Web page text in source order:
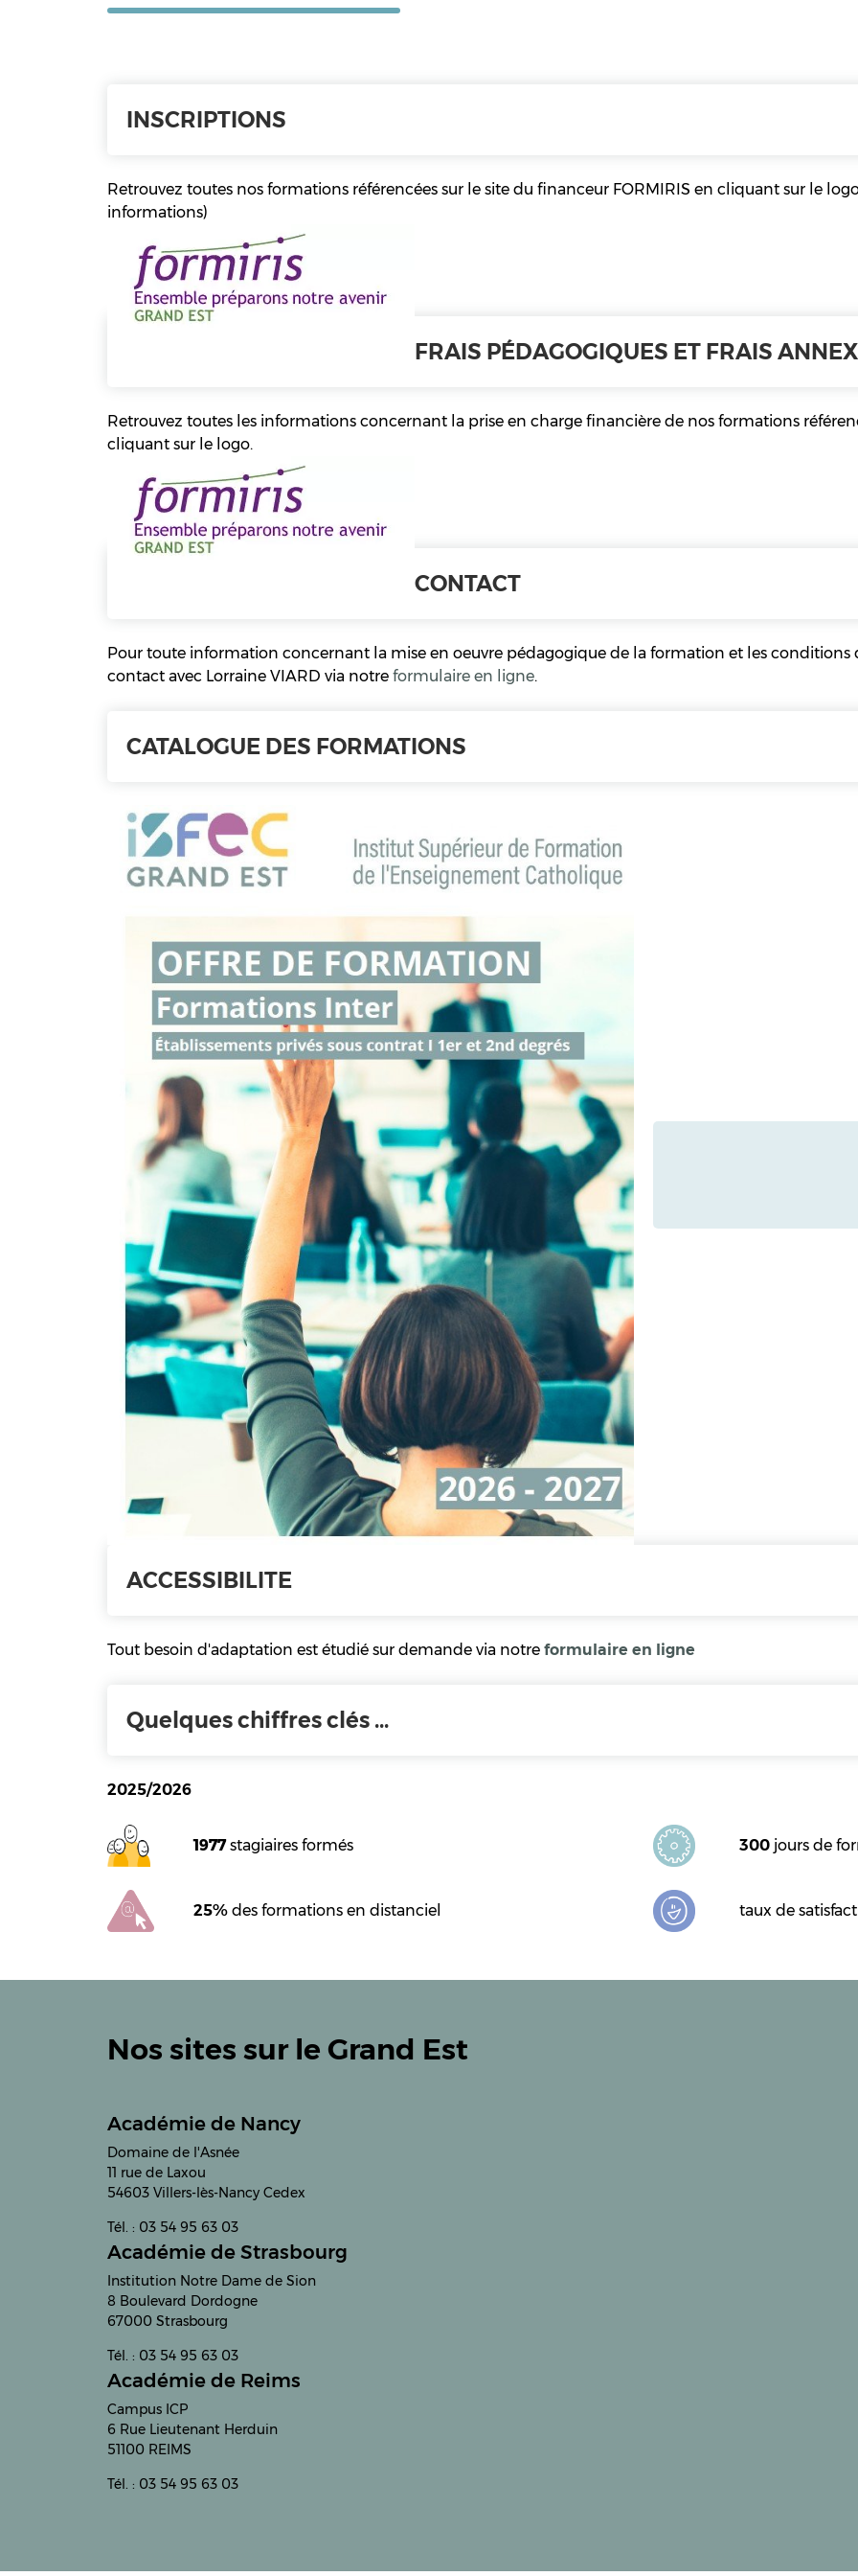
INSCRIPTIONS
Retrouvez toutes nos formations référencées sur le site du financeur FORMIRIS en cliquant sur le
informations)
FRAIS PÉDAGOGIQUES ET FRAIS
Retrouvez toutes les informations concernant la prise en charge financière de nos formations
cliquant sur le logo.
CONTACT
Pour toute information concernant la mise en oeuvre pédagogique de la formation et les conditions
contact avec Lorraine VIARD via notre formulaire en ligne.
CATALOGUE DES FORMATIONS
ACCESSIBILITE
Tout besoin d'adaptation est étudié sur demande via notre formulaire en ligne
Quelques chiffres clés ...
2025/2026
1977stagiaires formés 300 jours de
25% des formations en distanciel taux de
Nos sites sur le Grand Est
Académie de Nancy
Domaine de l'Asnée
11 rue de Laxou
54603 Villers-lès-Nancy Cedex
Tél. : 03 54 95 63 03
Académie de Strasbourg
Institution Notre Dame de Sion
8 Boulevard Dordogne
67000 Strasbourg
Tél. : 03 54 95 63 03
Académie de Reims
Campus ICP
6 Rue Lieutenant Herduin
51100 REIMS
Tél. : 03 54 95 63 03